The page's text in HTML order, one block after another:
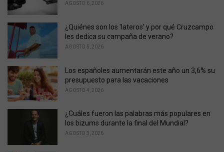
e
AGOSTO 6, 2026
¿Quiénes son los 'lateros' y por qué Cruzcampo
les dedica su campaña de verano?
AGOSTO 5, 2026
Los españoles aumentarán este año un 3,6% su
presupuesto para las vacaciones
AGOSTO 4, 2026
¿Cuáles fueron las palabras más populares en
los bizums durante la final del Mundial?
AGOSTO 3, 2026